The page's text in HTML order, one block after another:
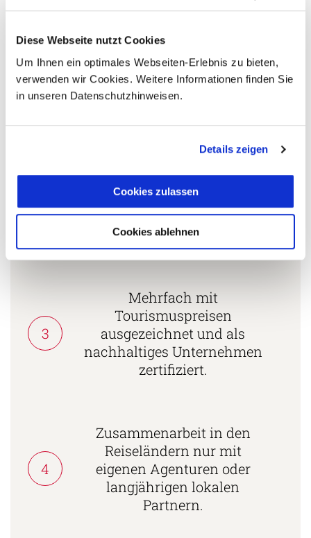
Diese Webseite nutzt Cookies
Um Ihnen ein optimales Webseiten-Erlebnis zu bieten,
verwenden wir Cookies. Weitere Informationen finden Sie
in unseren Datenschutzhinweisen.
Details zeigen
Cookies zulassen
Cookies ablehnen
5 Gründe warum Sie mit Ihrer Buchung bei uns
die richtige Entscheidung treffen:
1
2
Persönliche Beratung durch
vielgereiste
Länderspezialisten.
3
Mehrfach mit
Tourismuspreisen
ausgezeichnet und als
nachhaltiges Unternehmen
zertifiziert.
4
Zusammenarbeit in den
Reiseländern nur mit
eigenen Agenturen oder
langjährigen lokalen
Partnern.